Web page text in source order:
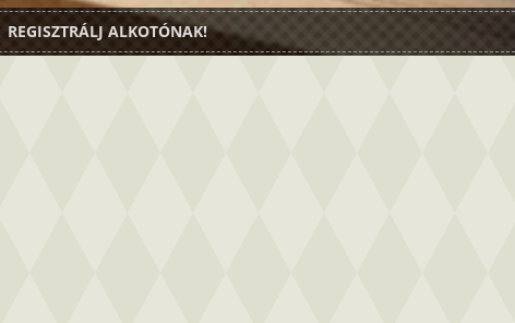
REGISZTRÁLJ ALKOTÓNAK!